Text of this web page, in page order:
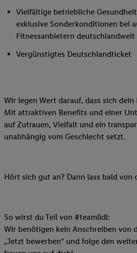
Vielfältige betriebliche
exklusive Sonderkonditionen bei
Fitnessanbietern deutschlandweit
Vergünstigtes Deutschlandticket
Wir legen Wert darauf, dass sich
Mit attraktiven Benefits und einer
auf Zutrauen, Vielfalt und ein
unabhängig vom Geschlecht setzt.
Hört sich gut an? Dann lass bald von
So wirst du Teil von #teamlidl:
Wir benötigen kein Anschreiben von
„Jetzt bewerben“ und folge den